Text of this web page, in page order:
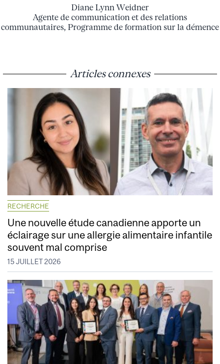
Diane Lynn Weidner
Agente de communication et des relations
communautaires, Programme de formation sur la démence
Articles connexes
RECHERCHE
Une nouvelle étude canadienne apporte un
éclairage sur une allergie alimentaire infantile
souvent mal comprise
15 JUILLET 2026